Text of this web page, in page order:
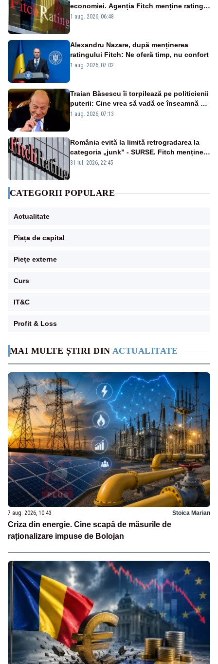
MAI MULTE ȘTIRI DIN ACTUALITATE
7 aug. 2026, 10:43 Stoica Marian
Criza din energie. Cine scapă de măsurile de
raționalizare impuse de Bolojan
economiei. Agenția Fitch menține ratingul
„BBB-” cu perspectivă negativă
1 aug. 2026, 06:48
Alexandru Nazare, după menținerea
ratingului Fitch: Ne oferă timp, nu confort
1 aug. 2026, 07:02
Traian Băsescu îi torpilează pe politicienii
puterii: Cine vrea să vadă ce înseamnă să
fii prost, se uită la România
1 aug. 2026, 07:13
România evită la limită retrogradarea la
categoria „junk” - SURSE. Fitch menține
ratingul BBB-
31 iul. 2026, 22:45
CATEGORII POPULARE
Actualitate
Piața de capital
Piețe externe
Curs
IT&C
Profit & Loss